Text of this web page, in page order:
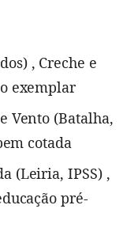
, Creche e
exemplar
Vento (Batalha,
cotada
(Leiria, IPSS) ,
pré-